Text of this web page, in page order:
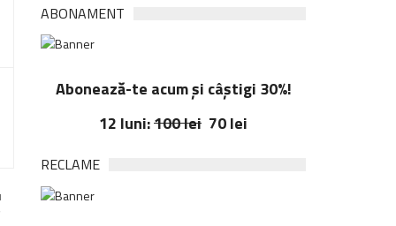
ABONAMENT
Abonează-te acum și câștigi 30%!
12 luni:100 lei 70 lei
RECLAME